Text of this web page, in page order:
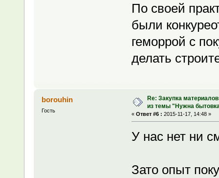
По своей
были
геморрой с
делать
borouhin
Гость
Re: Закупка
из темы "Нужна
« Ответ #6 : 2015-11-17, 14:48 »
У нас нет ни
Зато опыт